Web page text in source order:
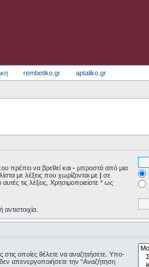
rembetiko.gr aptaliko.gr
πρέπει να βρεθεί και - μπροστά από μια
με λέξεις που χωρίζονται με | σε
τις λέξεις. Χρησιμοποιείστε * ως
στις οποίες θέλετε να αναζητήσετε. Υπο-
απενεργοποιήσετε την “Αναζήτηση